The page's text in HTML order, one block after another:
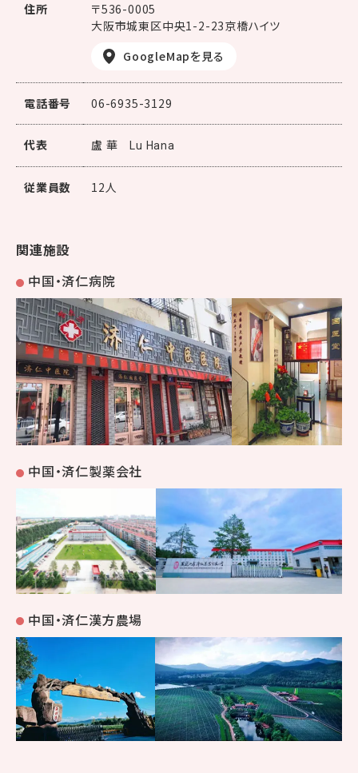
住所
〒536-0005
大阪市城東区中央1-2-23京橋ハイツ
GoogleMapを見る
電話番号 06-6935-3129
代表 盧 華 Lu Hana
従業員数 12人
関連施設
中国・済仁病院
中国・済仁製薬会社
中国・済仁漢方農場